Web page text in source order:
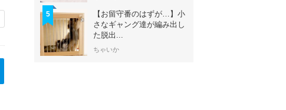
5
【お留守番のはずが…】小
さなギャング達が編み出し
た脱出...
ちゃいか